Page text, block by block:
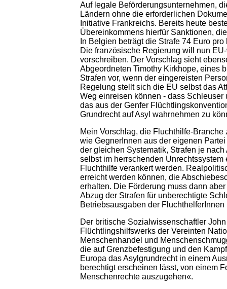
Auf legale Beförderungsunternehmen,
Ländern ohne die erforderlichen
Initiative Frankreichs. Bereits heute
Übereinkommens hierfür Sanktionen,
In Belgien beträgt die Strafe 74 Euro
Die französische Regierung will nun
vorschreiben. Der Vorschlag sieht
Abgeordneten Timothy Kirkhope, eines
Strafen vor, wenn der eingereisten
Regelung stellt sich die EU selbst das
Weg einreisen können - dass
das aus der Genfer
Grundrecht auf Asyl wahrnehmen zu
Mein Vorschlag, die Fluchthilfe-
wie GegnerInnen aus der eigenen
der gleichen Systematik, Strafen je
selbst im herrschenden
Fluchthilfe verankert werden.
erreicht werden können, die
erhalten. Die Förderung muss dann
Abzug der Strafen für unberechtigte
Betriebsausgaben der
Der britische Sozialwissenschaftler
Flüchtlingshilfswerks der Vereinten
Menschenhandel und
die auf Grenzbefestigung und den
Europa das Asylgrundrecht in einem
berechtigt erscheinen lässt, von einem
Menschenrechte auszugehen«.